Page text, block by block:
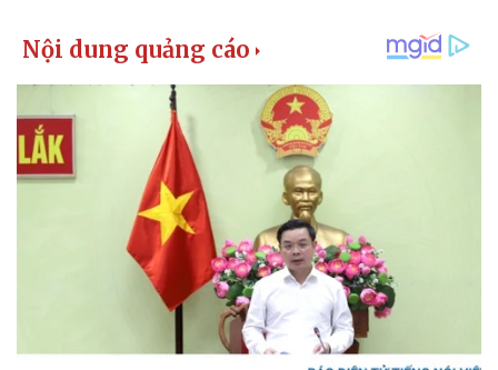
Thể thao
Bóng đá
Lịch thi đấu bóng đá
Thế giới thể thao
Ô tô - Xe máy
Ô tô
Xe máy
Tư vấn